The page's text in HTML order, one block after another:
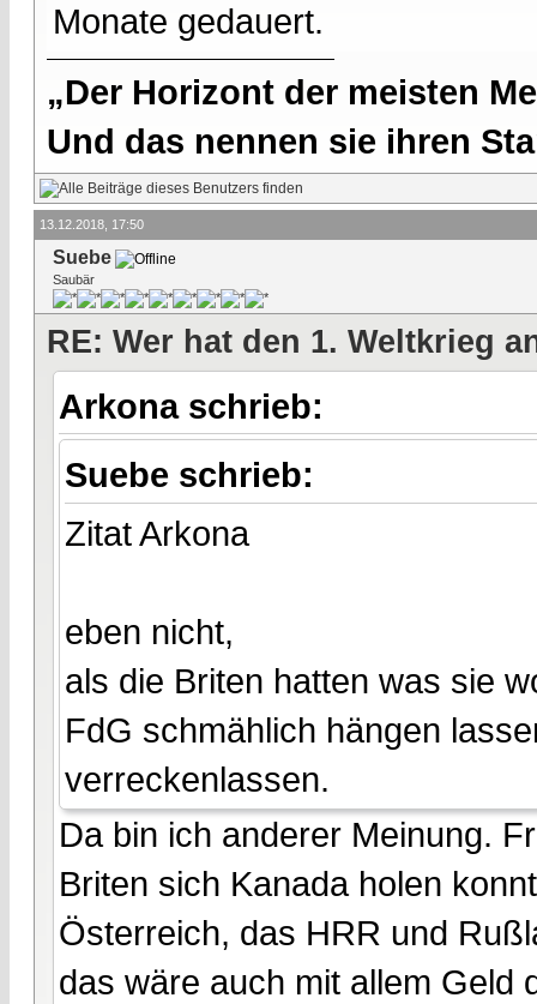
Monate gedauert.
„Der Horizont der meisten
Und das nennen sie ihren
13.12.2018, 17:50
Suebe
Saubär
RE: Wer hat den 1. Weltkrieg
Arkona schrieb:
Suebe schrieb:
Zitat Arkona
eben nicht,
als die Briten hatten was sie
FdG schmählich hängen
verreckenlassen.
Da bin ich anderer Meinung.
Briten sich Kanada holen
Österreich, das HRR und
das wäre auch mit allem Geld